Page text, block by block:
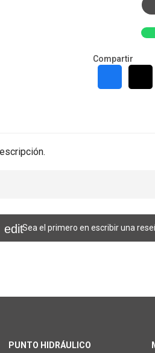
Compartir
Sea el primero en escribir una
PUNTO HIDRÁULICO